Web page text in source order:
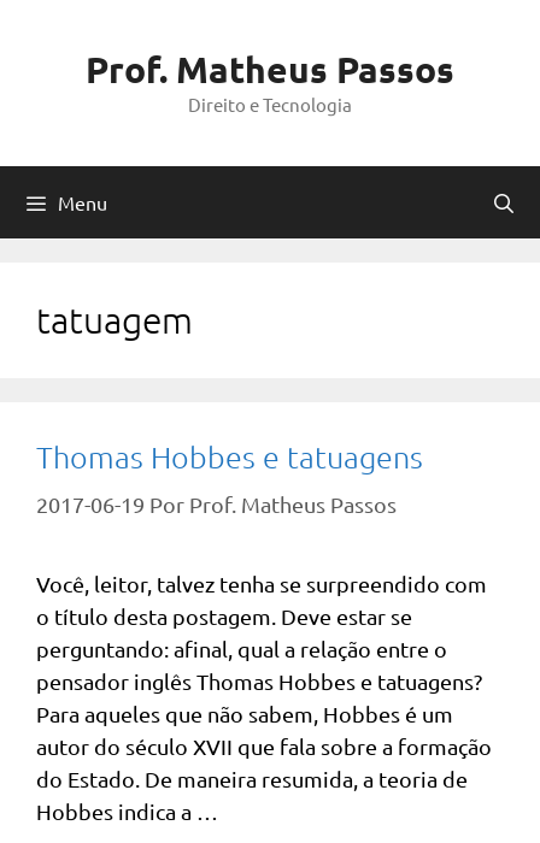
Prof. Matheus Passos
Direito e Tecnologia
Menu
tatuagem
Thomas Hobbes e tatuagens
2017-06-19 Por Prof. Matheus Passos
Você, leitor, talvez tenha se surpreendido com
o título desta postagem. Deve estar se
perguntando: afinal, qual a relação entre o
pensador inglês Thomas Hobbes e tatuagens?
Para aqueles que não sabem, Hobbes é um
autor do século XVII que fala sobre a formação
do Estado. De maneira resumida, a teoria de
Hobbes indica a …